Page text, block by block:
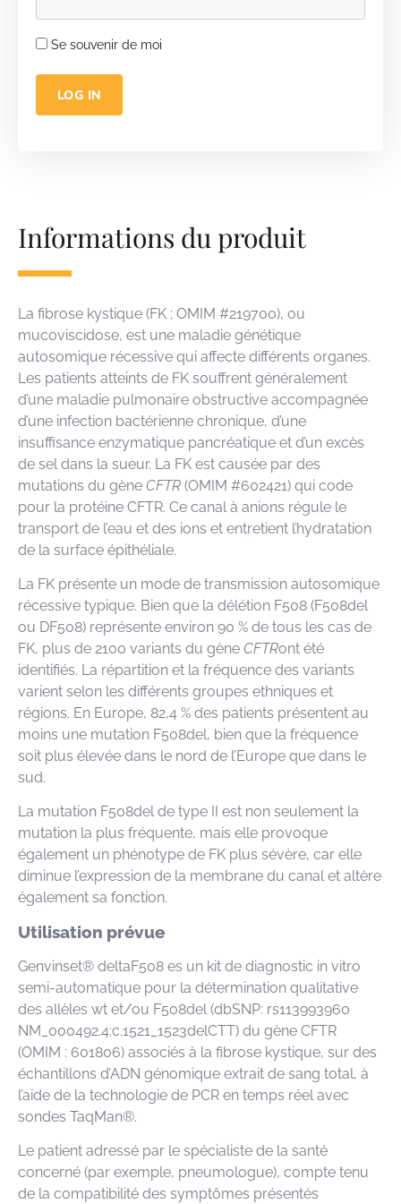
Informations du produit
La fibrose kystique (FK ; OMIM #219700), ou
mucoviscidose, est une maladie génétique
autosomique récessive qui affecte différents organes.
Les patients atteints de FK souffrent généralement
d’une maladie pulmonaire obstructive accompagnée
d’une infection bactérienne chronique, d’une
insuffisance enzymatique pancréatique et d’un excès
de sel dans la sueur. La FK est causée par des
mutations du gène CFTR (OMIM #602421) qui code
pour la protéine CFTR. Ce canal à anions régule le
transport de l’eau et des ions et entretient l’hydratation
de la surface épithéliale.
La FK présente un mode de transmission autosomique
récessive typique. Bien que la délétion F508 (F508del
ou DF508) représente environ 90 % de tous les cas de
FK, plus de 2100 variants du gène CFTRont été
identifiés. La répartition et la fréquence des variants
varient selon les différents groupes ethniques et
régions. En Europe, 82,4 % des patients présentent au
moins une mutation F508del, bien que la fréquence
soit plus élevée dans le nord de l’Europe que dans le
sud.
La mutation F508del de type II est non seulement la
mutation la plus fréquente, mais elle provoque
également un phénotype de FK plus sévère, car elle
diminue l’expression de la membrane du canal et altère
également sa fonction.
Utilisation prévue
Genvinset® deltaF508 es un kit de diagnostic in vitro
semi-automatique pour la détermination qualitative
des allèles wt et/ou F508del (dbSNP: rs113993960
NM_000492.4:c.1521_1523delCTT) du gène CFTR
(OMIM : 601806) associés à la fibrose kystique, sur des
échantillons d’ADN génomique extrait de sang total, à
l’aide de la technologie de PCR en temps réel avec
sondes TaqMan®.
Le patient adressé par le spécialiste de la santé
concerné (par exemple, pneumologue), compte tenu
de la compatibilité des symptômes présentés
Se souvenir de moi
LOG IN